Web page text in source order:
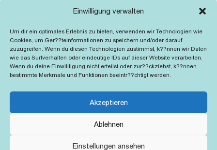
Einwilligung verwalten
Um dir ein optimales Erlebnis zu bieten, verwenden wir Technologien wie
Cookies, um Ger??teinformationen zu speichern und/oder darauf
zuzugreifen. Wenn du diesen Technologien zustimmst, k??nnen wir Daten
wie das Surfverhalten oder eindeutige IDs auf dieser Website verarbeiten.
Wenn du deine Einwillligung nicht erteilst oder zur??ckziehst, k??nnen
bestimmte Merkmale und Funktionen beeintr??chtigt werden.
Akzeptieren
Ablehnen
Einstellungen ansehen
photographer … Feuer im Fjord … The Song of the
Grubenlampe … Tolstoy … Grün ist die Heide …
Lady Hamilton … Mütter verzaget nicht …
Ruttmann Werbefilme